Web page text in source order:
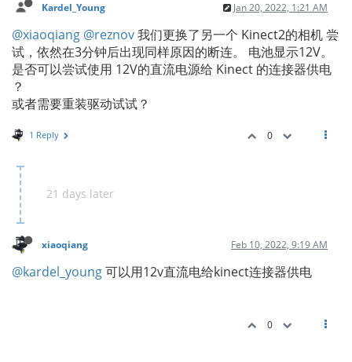
Kardel_Young Jan 20, 2022, 1:21 AM
@xiaoqiang @reznov我们更换了另一个 Kinect2的相机 尝
试，依然在3分钟后出现同样原因的断连。 电池显示12V。
是否可以尝试使用 12V的直流电源给 Kinect 的连接器供电
？
或者需要重装驱动试试？
1 Reply 0
21 days later
xiaoqiang Feb 10, 2022, 9:19 AM
@kardel_young可以用12v直流电给kinect连接器供电
0